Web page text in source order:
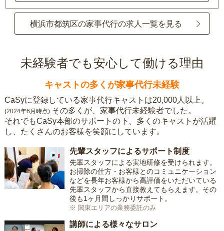
横浜市都筑区の家事代行の求人一覧を見る
未経験者でも安心して働ける理由
キャストの多くが家事代行未経験
CaSyに登録している家事代行キャストは20,000人以上。
(2024年6月時点) その多くが、家事代行未経験者でした。
それでもCaSy本部のサポートの下、多くのキャストが活躍
し、たくさんのお客様を笑顔にしています。
先輩スタッフによるサポート制度
先輩スタッフによる実地研修を受けられます。
お掃除の仕方・お客様とのコミュニケーション
などを長年お客様から高評価をいただいている
先輩スタッフから直接教えてもらえます。その
後も1ヶ月間しっかりサポート。
※ 関東エリアの業務委託のみ
講師による様々なサロン